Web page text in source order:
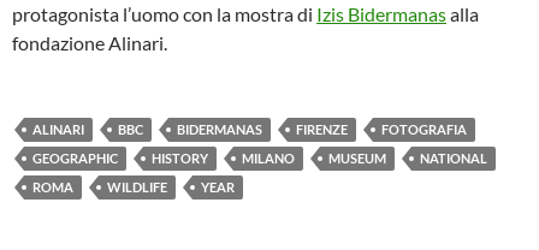
protagonista l’uomo con la mostra di Izis Bidermanasalla
fondazione Alinari.
ALINARI BBC BIDERMANAS FIRENZE
FOTOGRAFIA
GEOGRAPHIC
HISTORY MILANO MUSEUM
NATIONAL
ROMA
WILDLIFE YEAR